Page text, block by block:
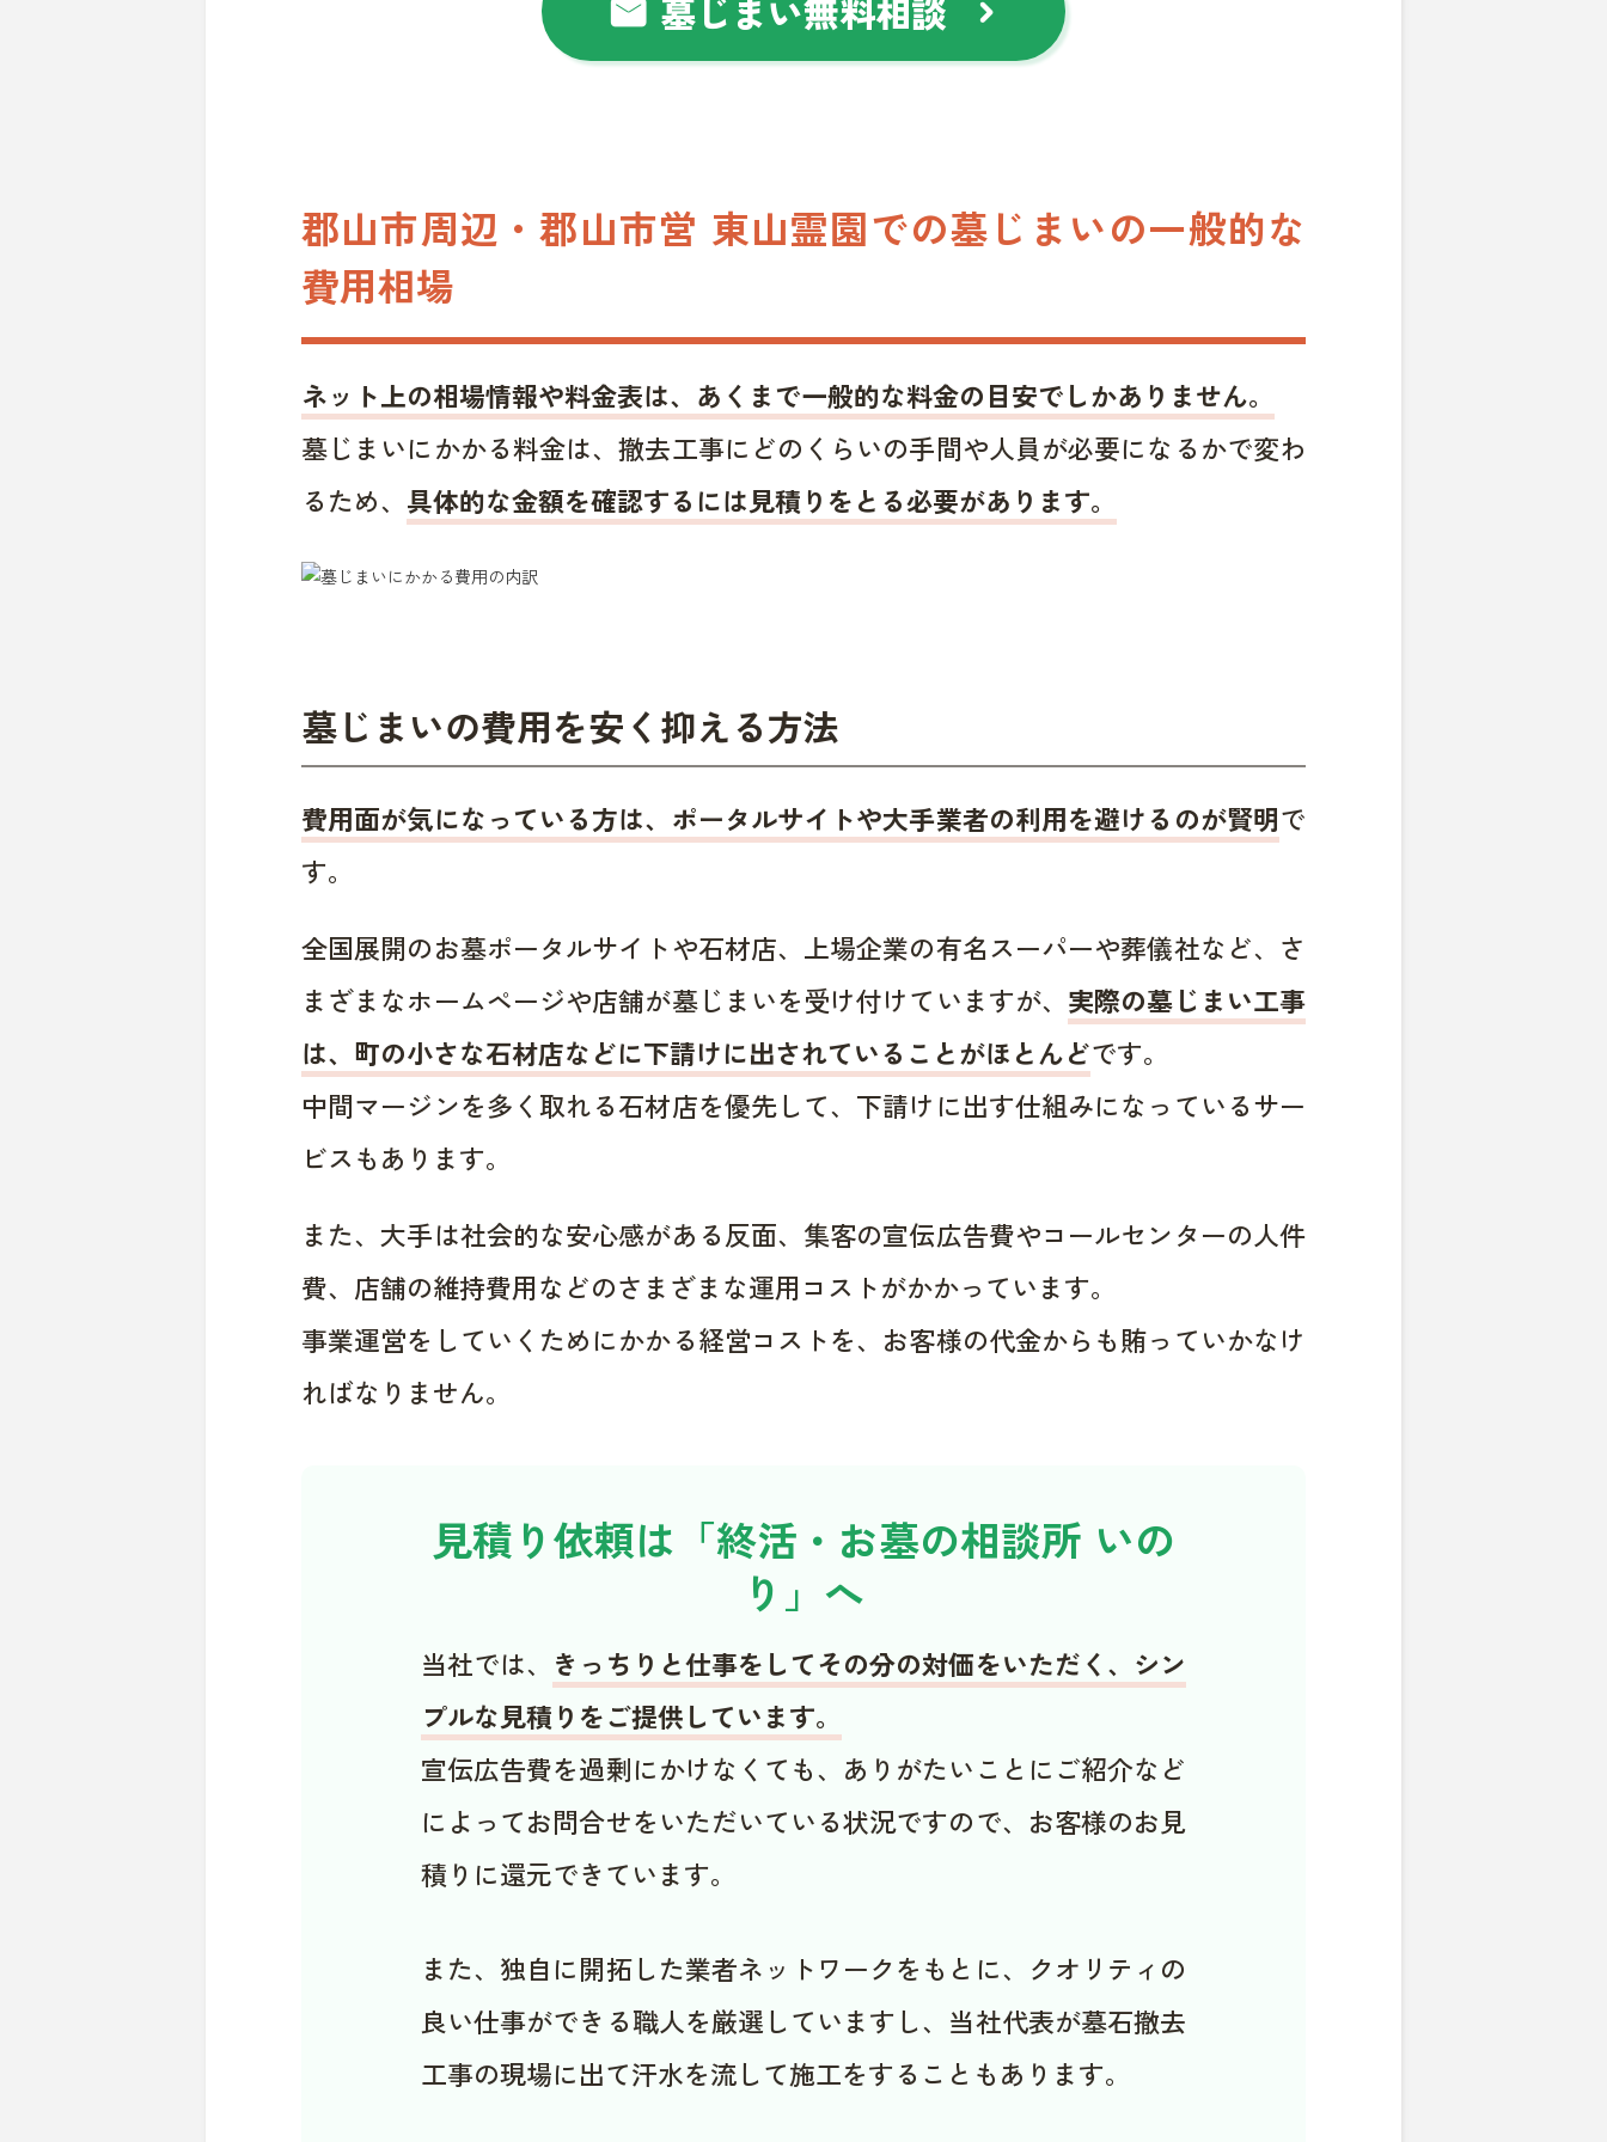
mail 墓じまい無料相談 chevron_right
郡山市周辺・郡山市営 東山霊園での墓じまいの一般的な
費用相場
ネット上の相場情報や料金表は、あくまで一般的な料金の目安でしかありません。
墓じまいにかかる料金は、撤去工事にどのくらいの手間や人員が必要になるかで変わ
るため、 具体的な金額を確認するには見積りをとる必要があります。
墓じまいの費用を安く抑える方法
費用面が気になっている方は、ポータルサイトや大手業者の利用を避けるのが賢明で
す。
全国展開のお墓ポータルサイトや石材店、上場企業の有名スーパーや葬儀社など、さ
まざまなホームページや店舗が墓じまいを受け付けていますが、 実際の墓じまい工事
は、町の小さな石材店などに下請けに出されていることがほとんどです。
中間マージンを多く取れる石材店を優先して、下請けに出す仕組みになっているサー
ビスもあります。
また、大手は社会的な安心感がある反面、集客の宣伝広告費やコールセンターの人件
費、店舗の維持費用などのさまざまな運用コストがかかっています。
事業運営をしていくためにかかる経営コストを、お客様の代金からも賄っていかなけ
ればなりません。
見積り依頼は「終活・お墓の相談所 いの
り」へ
当社では、 きっちりと仕事をしてその分の対価をいただく、シン
プルな見積りをご提供しています。
宣伝広告費を過剰にかけなくても、ありがたいことにご紹介など
によってお問合せをいただいている状況ですので、お客様のお見
積りに還元できています。
また、独自に開拓した業者ネットワークをもとに、クオリティの
良い仕事ができる職人を厳選していますし、当社代表が墓石撤去
工事の現場に出て汗水を流して施工をすることもあります。